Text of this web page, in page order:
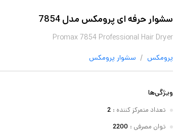
سشوار حرفه‌ ای پرومکس مدل 7854
Promax 7854 Professional Hair Dryer
پرومکس / سشوار پرومکس
ویژگی‌ها
تعداد متمرکز کننده :
2
توان مصرفی :
2200